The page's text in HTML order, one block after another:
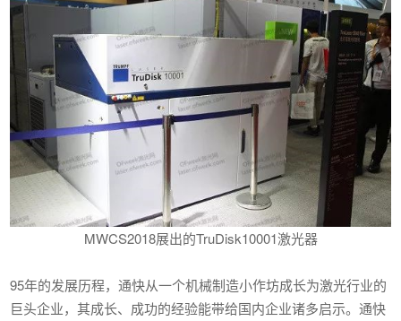
MWCS2018展出的TruDisk10001激光器
95年的发展历程，通快从一个机械制造小作坊成长为激光行业的
巨头企业，其成长、成功的经验能带给国内企业诸多启示。通快